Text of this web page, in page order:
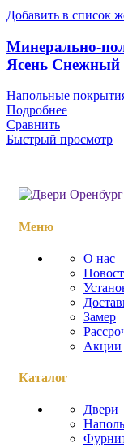
Добавить в список
Минерально-
Ясень Снежный
Напольные
Подробнее
Сравнить
Быстрый просмотр
Меню
О нас
Замер
Акции
Каталог
Двери